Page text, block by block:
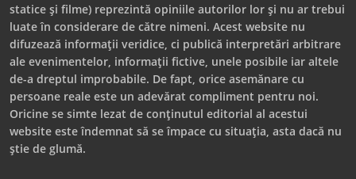
statice și filme) reprezintă opiniile autorilor lor și nu ar trebui
luate în considerare de către nimeni. Acest website nu
difuzează informații veridice, ci publică interpretări arbitrare
ale evenimentelor, informații fictive, unele posibile iar altele
de-a dreptul improbabile. De fapt, orice asemănare cu
persoane reale este un adevărat compliment pentru noi.
Oricine se simte lezat de conținutul editorial al acestui
website este îndemnat să se împace cu situația, asta dacă nu
știe de glumă.